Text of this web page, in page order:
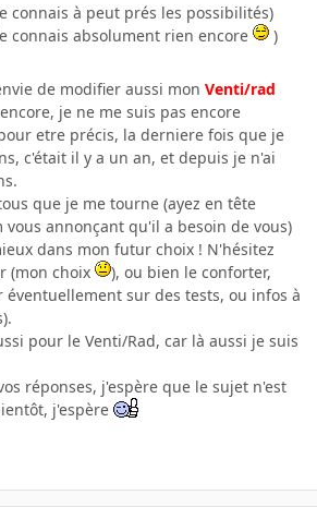
connais à peut prés les possibilités)
connais absolument rien encore )
de modifier aussi mon Venti/rad
je ne me suis pas encore
etre précis, la derniere fois que je
c'était il y a un an, et depuis je n'ai
que je me tourne (ayez en tête
vous annonçant qu'il a besoin de vous)
dans mon futur choix ! N'hésitez
(mon choix
), ou bien le conforter,
éventuellement sur des tests, ou infos à
pour le Venti/Rad, car là aussi je suis
réponses, j'espère que le sujet n'est
j'espère